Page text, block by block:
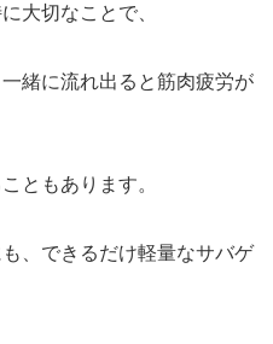
大切なことで、
緒に流れ出ると筋肉疲労が
ともあります。
、できるだけ軽量なサバゲ